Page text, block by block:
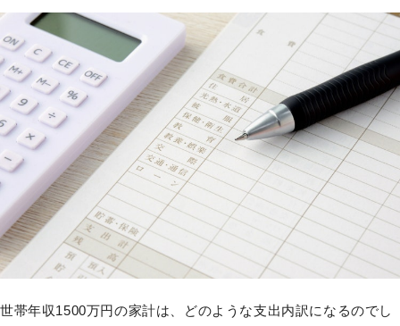
世帯年収1500万円の家計は、どのような支出内訳になるのでし